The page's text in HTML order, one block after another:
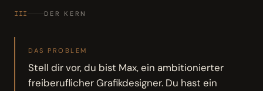
III DER KERN
DAS PROBLEM
Stell dir vor, du bist Max, ein ambitionierter
freiberuflicher Grafikdesigner. Du hast ein